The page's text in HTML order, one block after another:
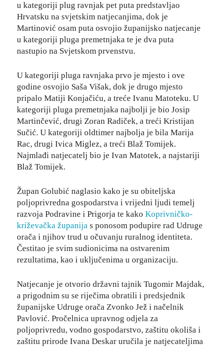
u kategoriji plug ravnjak pet puta predstavljao
Hrvatsku na svjetskim natjecanjima, dok je
Martinović osam puta osvojio županijsko natjecanje
u kategoriji pluga premetnjaka te je dva puta
nastupio na Svjetskom prvenstvu.
U kategoriji pluga ravnjaka prvo je mjesto i ove
godine osvojio Saša Višak, dok je drugo mjesto
pripalo Matiji Konjačiću, a treće Ivanu Matoteku. U
kategoriji pluga premetnjaka najbolji je bio Josip
Martinčević, drugi Zoran Radiček, a treći Kristijan
Sučić. U kategoriji oldtimer najbolja je bila Marija
Rac, drugi Ivica Miglez, a treći Blaž Tomijek.
Najmlađi natjecatelj bio je Ivan Matotek, a najstariji
Blaž Tomijek.
Župan Golubić naglasio kako je su obiteljska
poljoprivredna gospodarstva i vrijedni ljudi temelj
razvoja Podravine i Prigorja te kako Koprivničko-
križevačka županija s ponosom podupire rad Udruge
orača i njihov trud u očuvanju ruralnog identiteta.
Čestitao je svim sudionicima na ostvarenim
rezultatima, kao i uključenima u organizaciju.
Natjecanje je otvorio državni tajnik Tugomir Majdak,
a prigodnim su se riječima obratili i predsjednik
županijske Udruge orača Zvonko Jež i načelnik
Pavlović. Pročelnica upravnog odjela za
poljoprivredu, vodno gospodarstvo, zaštitu okoliša i
zaštitu prirode Ivana Deskar uručila je natjecateljima